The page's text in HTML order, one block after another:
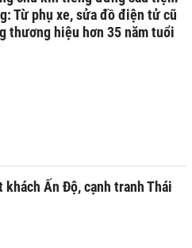
Từ phụ xe, sửa đồ điện tử cũ
thương hiệu hơn 35 năm tuổi
khách Ấn Độ, cạnh tranh Thái